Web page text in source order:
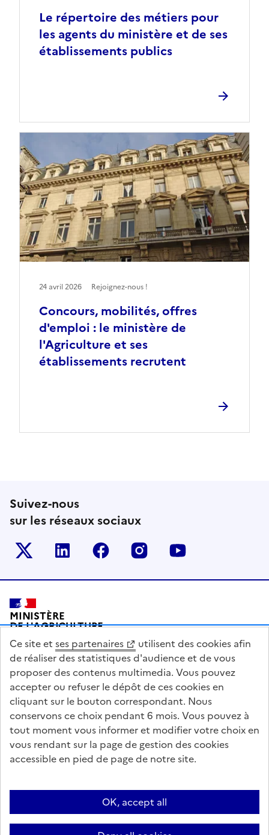
Le répertoire des métiers pour
les agents du ministère et de ses
établissements publics
Concours, mobilités, offres
d'emploi : le ministère de
l'Agriculture et ses
établissements recrutent
24 avril 2026 Rejoignez-nous !
Suivez-nous
sur les réseaux sociaux
Le ministère sur Twitter
Le ministère sur LinkedIn
Le ministère sur Facebook
Le ministère sur
Pied de page
MINISTÈRE
DE L'AGRICULTURE
DE L'AGRO-ALIMENTAIRE
ET DE LA SOUVERAINETÉ
ALIMENTAIRE
legifrance.gouv.fr
info.gouv.fr
service-public.gouv.fr
data.gouv.fr
Questions fréquentes / Contacts
Informations publiques
Mentions légales
Archives presse English contents Cookies
Ce site et ses partenaires
utilisent des cookies afin
de réaliser des statistiques d'audience et de vous
proposer des contenus multimedia. Vous pouvez
accepter ou refuser le dépôt de ces cookies en
cliquant sur le bouton correspondant. Nous
conservons ce choix pendant 6 mois. Vous pouvez à
tout moment vous informer et modifier votre choix en
vous rendant sur la page de gestion des cookies
accessible en pied de page de notre site.
OK, accept all